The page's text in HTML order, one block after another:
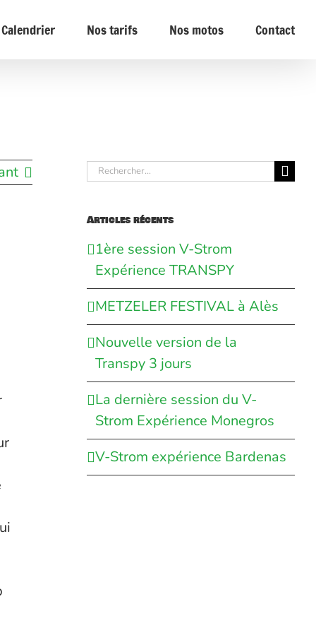
Calendrier Nos tarifs Nos motos Contact
Rechercher:
Articles récents
1ère session V-Strom
Expérience TRANSPY
METZELER FESTIVAL à Alès
Nouvelle version de la
Transpy 3 jours
La dernière session du V-
Strom Expérience Monegros
V-Strom expérience Bardenas